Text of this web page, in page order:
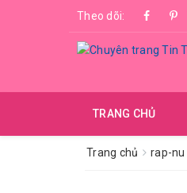
Theo dõi:
TRANG CHỦ
Trang chủ rap-nu